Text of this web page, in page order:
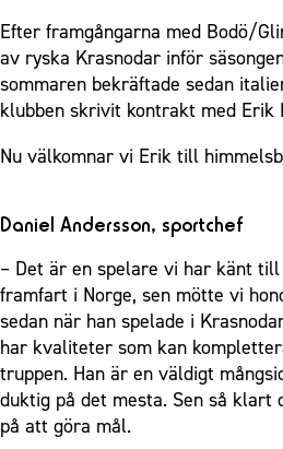
Efter framgångarna med Bodö/
av ryska Krasnodar inför
sommaren bekräftade sedan
klubben skrivit kontrakt med Erik
Nu välkomnar vi Erik till
Daniel Andersson, sportchef
– Det är en spelare vi har känt
framfart i Norge, sen mötte vi
sedan när han spelade i
har kvaliteter som kan
truppen. Han är en väldigt
duktig på det mesta. Sen så
på att göra mål.